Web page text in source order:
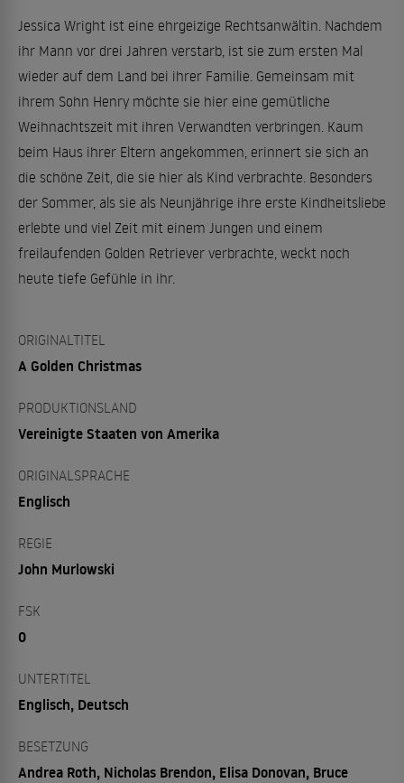
Jessica Wright ist eine ehrgeizige Rechtsanwältin. Nachdem
ihr Mann vor drei Jahren verstarb, ist sie zum ersten Mal
wieder auf dem Land bei ihrer Familie. Gemeinsam mit
ihrem Sohn Henry möchte sie hier eine gemütliche
Weihnachtszeit mit ihren Verwandten verbringen. Kaum
beim Haus ihrer Eltern angekommen, erinnert sie sich an
die schöne Zeit, die sie hier als Kind verbrachte. Besonders
der Sommer, als sie als Neunjährige ihre erste Kindheitsliebe
erlebte und viel Zeit mit einem Jungen und einem
freilaufenden Golden Retriever verbrachte, weckt noch
heute tiefe Gefühle in ihr.
ORIGINALTITEL
A Golden Christmas
PRODUKTIONSLAND
Vereinigte Staaten von Amerika
ORIGINALSPRACHE
Englisch
REGIE
John Murlowski
FSK
0
UNTERTITEL
Englisch, Deutsch
BESETZUNG
Andrea Roth, Nicholas Brendon, Elisa Donovan, Bruce